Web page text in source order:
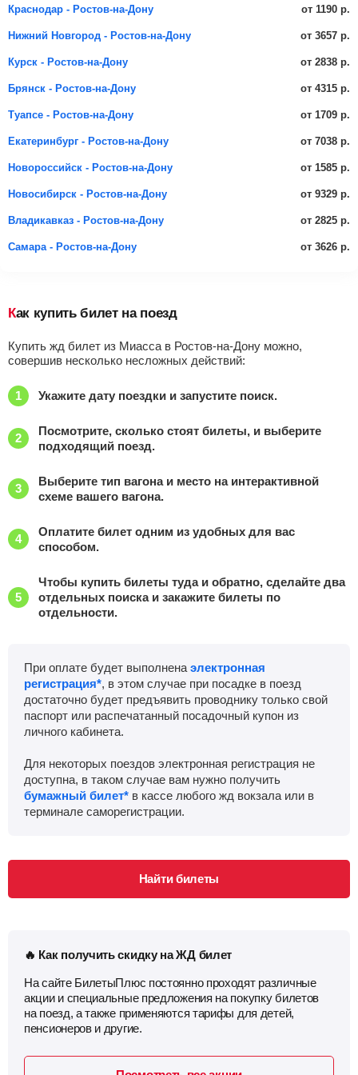
Краснодар - Ростов-на-Дону от 1190 р.
Нижний Новгород - Ростов-на-Дону от 3657 р.
Курск - Ростов-на-Дону от 2838 р.
Брянск - Ростов-на-Дону от 4315 р.
Туапсе - Ростов-на-Дону от 1709 р.
Екатеринбург - Ростов-на-Дону от 7038 р.
Новороссийск - Ростов-на-Дону от 1585 р.
Новосибирск - Ростов-на-Дону от 9329 р.
Владикавказ - Ростов-на-Дону от 2825 р.
Самара - Ростов-на-Дону от 3626 р.
Как купить билет на поезд
Купить жд билет из Миасса в Ростов-на-Дону можно,
совершив несколько несложных действий:
Укажите дату поездки и запустите поиск.
Посмотрите, сколько стоят билеты, и выберите
подходящий поезд.
Выберите тип вагона и место на интерактивной
схеме вашего вагона.
Оплатите билет одним из удобных для вас
способом.
Чтобы купить билеты туда и обратно, сделайте два
отдельных поиска и закажите билеты по
отдельности.
При оплате будет выполнена электронная
регистрация*, в этом случае при посадке в поезд
достаточно будет предъявить проводнику только свой
паспорт или распечатанный посадочный купон из
личного кабинета.
Для некоторых поездов электронная регистрация не
доступна, в таком случае вам нужно получить
бумажный билет* в кассе любого жд вокзала или в
терминале саморегистрации.
Найти билеты
🔥 Как получить скидку на ЖД билет
На сайте БилетыПлюс постоянно проходят различные
акции и специальные предложения на покупку билетов
на поезд, а также применяются тарифы для детей,
пенсионеров и другие.